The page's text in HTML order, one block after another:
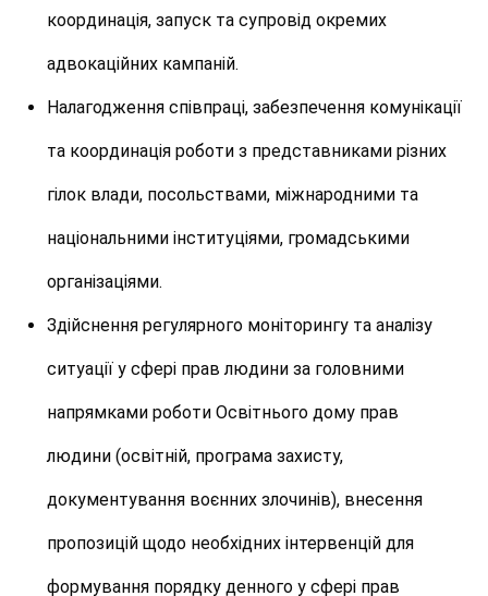
координація, запуск та супровід окремих
адвокаційних кампаній.
Налагодження співпраці, забезпечення комунікації
та координація роботи з представниками різних
гілок влади, посольствами, міжнародними та
національними інституціями, громадськими
організаціями.
Здійснення регулярного моніторингу та аналізу
ситуації у сфері прав людини за головними
напрямками роботи Освітнього дому прав
людини (освітній, програма захисту,
документування воєнних злочинів), внесення
пропозицій щодо необхідних інтервенцій для
формування порядку денного у сфері прав